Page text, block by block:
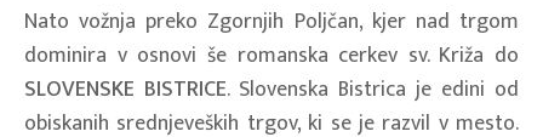
Nato vožnja preko Zgornjih Poljčan, kjer nad trgom
dominira v osnovi še romanska cerkev sv. Križa do
SLOVENSKE BISTRICE. Slovenska Bistrica je edini od
obiskanih srednjeveških trgov, ki se je razvil v mesto.